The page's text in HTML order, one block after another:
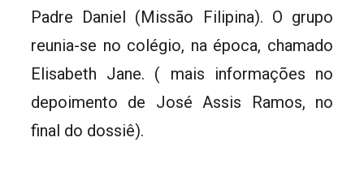
Padre Daniel (Missão Filipina). O grupo
reunia-se no colégio, na época, chamado
Elisabeth Jane. ( mais informações no
depoimento de José Assis Ramos, no
final do dossiê).